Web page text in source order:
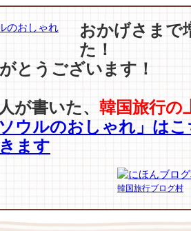
ィ
の
変
身〜！
おかげさまで
た！
とうございます！
が書いた、 韓国旅行の
ウルのおしゃれ」はこ
ます
韓国旅行ブログ村